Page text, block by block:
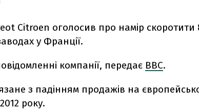
Citroen оголосив про намір скоротити
у Франції.
компанії, передає ВВС.
з падінням продажів на
року.